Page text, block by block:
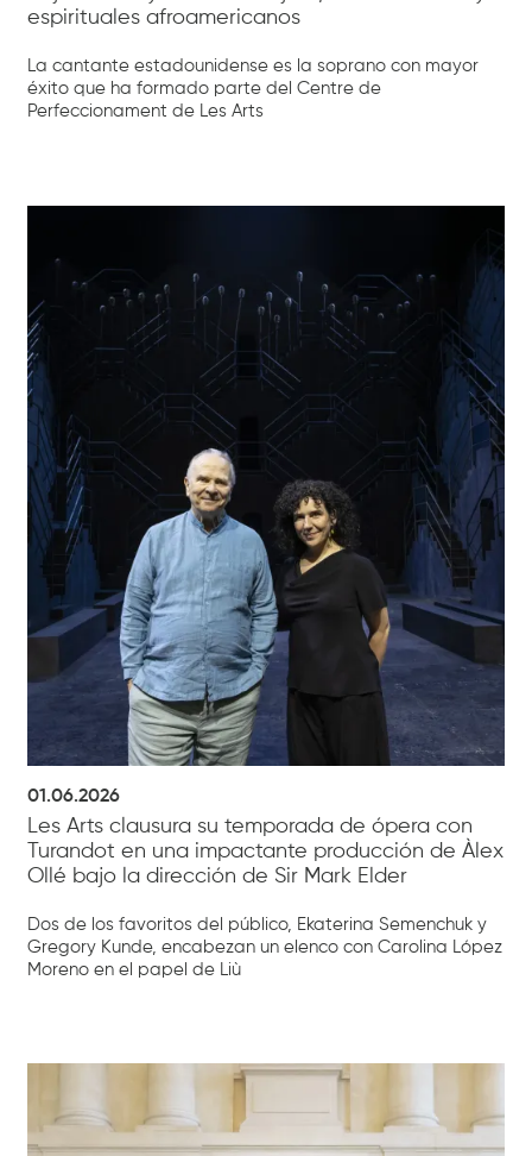
espirituales afroamericanos
La cantante estadounidense es la soprano con mayor
éxito que ha formado parte del Centre de
Perfeccionament de Les Arts
01.06.2026
Les Arts clausura su temporada de ópera con
Turandot en una impactante producción de Àlex
Ollé bajo la dirección de Sir Mark Elder
Dos de los favoritos del público, Ekaterina Semenchuk y
Gregory Kunde, encabezan un elenco con Carolina López
Moreno en el papel de Liù